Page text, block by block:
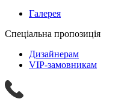
Галерея
Спеціальна пропозиція
Дизайнерам
VIP-замовникам